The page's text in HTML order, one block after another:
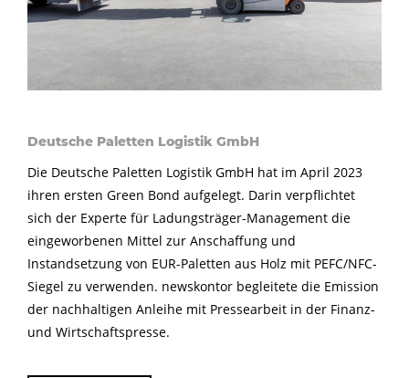
Deutsche Paletten Logistik GmbH
Die Deutsche Paletten Logistik GmbH hat im April 2023
ihren ersten Green Bond aufgelegt. Darin verpflichtet
sich der Experte für Ladungsträger-Management die
eingeworbenen Mittel zur Anschaffung und
Instandsetzung von EUR-Paletten aus Holz mit PEFC/NFC-
Siegel zu verwenden. newskontor begleitete die Emission
der nachhaltigen Anleihe mit Pressearbeit in der Finanz-
und Wirtschaftspresse.